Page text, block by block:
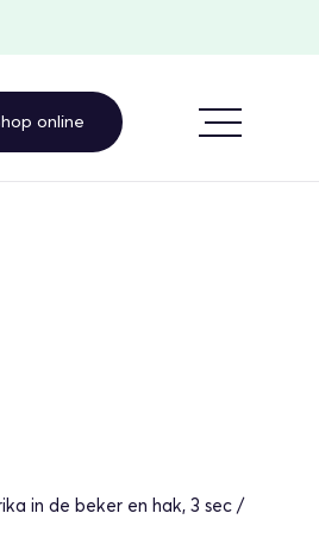
online
in de beker en hak, 3 sec /